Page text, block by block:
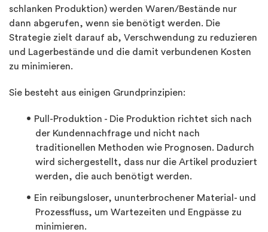
schlanken Produktion) werden Waren/Bestände nur
dann abgerufen, wenn sie benötigt werden. Die
Strategie zielt darauf ab, Verschwendung zu reduzieren
und Lagerbestände und die damit verbundenen Kosten
zu minimieren.
Sie besteht aus einigen Grundprinzipien:
Pull-Produktion - Die Produktion richtet sich nach
der Kundennachfrage und nicht nach
traditionellen Methoden wie Prognosen. Dadurch
wird sichergestellt, dass nur die Artikel produziert
werden, die auch benötigt werden.
Ein reibungsloser, ununterbrochener Material- und
Prozessfluss, um Wartezeiten und Engpässe zu
minimieren.